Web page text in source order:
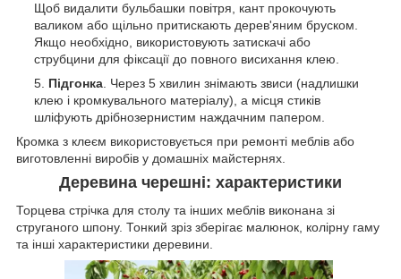
Щоб видалити бульбашки повітря, кант прокочують
валиком або щільно притискають дерев'яним бруском.
Якщо необхідно, використовують затискачі або
струбцини для фіксації до повного висихання клею.
Підгонка. Через 5 хвилин знімають звиси (надлишки
клею і кромкувального матеріалу), а місця стиків
шліфують дрібнозернистим наждачним папером.
Кромка з клеєм використовується при ремонті меблів або
виготовленні виробів у домашніх майстернях.
Деревина черешні: характеристики
Торцева стрічка для столу та інших меблів виконана зі
струганого шпону. Тонкий зріз зберігає малюнок, колірну гаму
та інші характеристики деревини.